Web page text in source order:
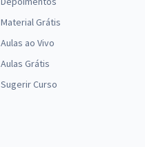
Material Grátis
Aulas ao Vivo
Aulas Grátis
Sugerir Curso